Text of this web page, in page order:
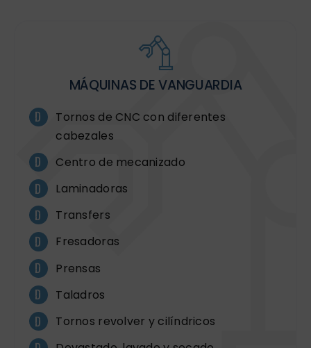
MÁQUINAS DE VANGUARDIA
Tornos de CNC con diferentes
cabezales
Centro de mecanizado
Laminadoras
Transfers
Fresadoras
Prensas
Taladros
Tornos revolver y cilíndricos